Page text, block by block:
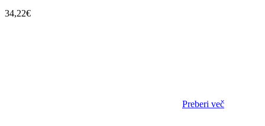
34,22€
Preberi več